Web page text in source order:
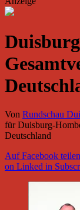
Von Rundschau
für Duisburg-
Deutschland
Auf Facebook teilen
on Linked in